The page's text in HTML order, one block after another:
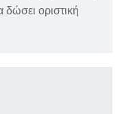
οριστική